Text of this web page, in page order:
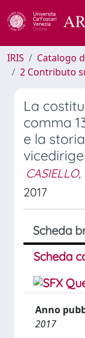
IRIS
Catalogo
2 Contributo
La
comma
e la
2017
Scheda
Scheda
Anno
2017